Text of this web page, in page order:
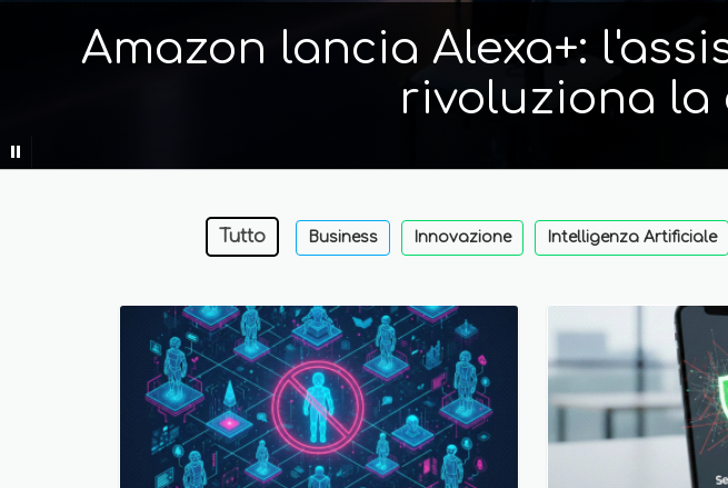
Amazon lancia Alexa+:
rivoluziona la
Tutto Business Innovazione Intelligenza Artificiale